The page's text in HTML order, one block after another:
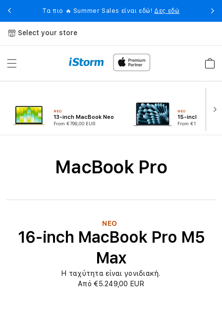
Τα πιο 🔥 Summer Sales είναι εδώ! Δες εδώ
Select your store
Cart
ΝΕΟ
13-inch MacBook Neo
From €799,00 EUR
ΝΕΟ
15-inch
From €1.749,00
C
l
e
c
MacBook Pro
ΝΕΟ
16-inch MacBook Pro M5
Max
Η ταχύτητα είναι γονιδιακή.
Από €5.249,00 EUR